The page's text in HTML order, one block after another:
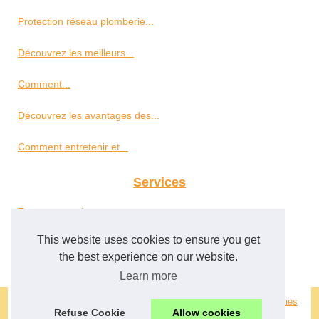
This website uses cookies to ensure you get
the best experience on our website.
Learn more
Refuse Cookie Allow cookies
Protection réseau plomberie...
Découvrez les meilleurs...
Comment...
Découvrez les avantages des...
Comment entretenir et...
Services
Trouver un peintre pour sa...
Un service de garde meuble à...
|Découvrir les publications|
Cookies
RSS||